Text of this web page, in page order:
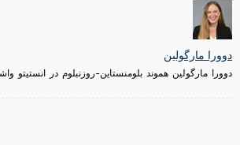
دوورا مارگولین
دوورا مارگولین هموند بلومنستاین-روزنبلوم در انستیتو